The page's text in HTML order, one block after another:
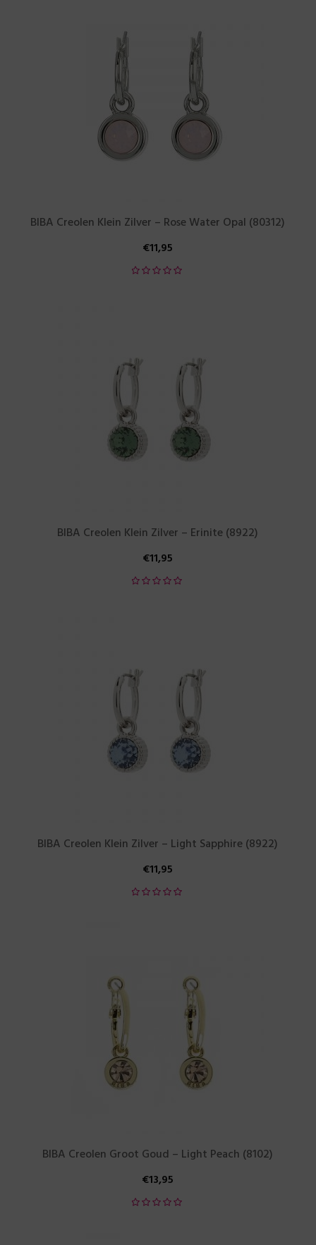
BIBA Creolen Klein Zilver – Rose Water Opal (80312)
€11,95
BIBA Creolen Klein Zilver – Erinite (8922)
€11,95
BIBA Creolen Klein Zilver – Light Sapphire (8922)
€11,95
BIBA Creolen Groot Goud – Light Peach (8102)
€13,95